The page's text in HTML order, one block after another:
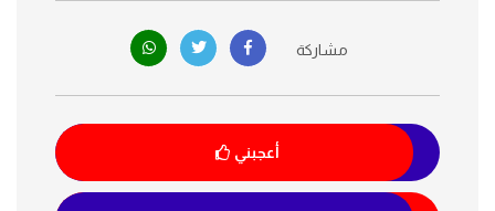
مشاركة
أعجبني